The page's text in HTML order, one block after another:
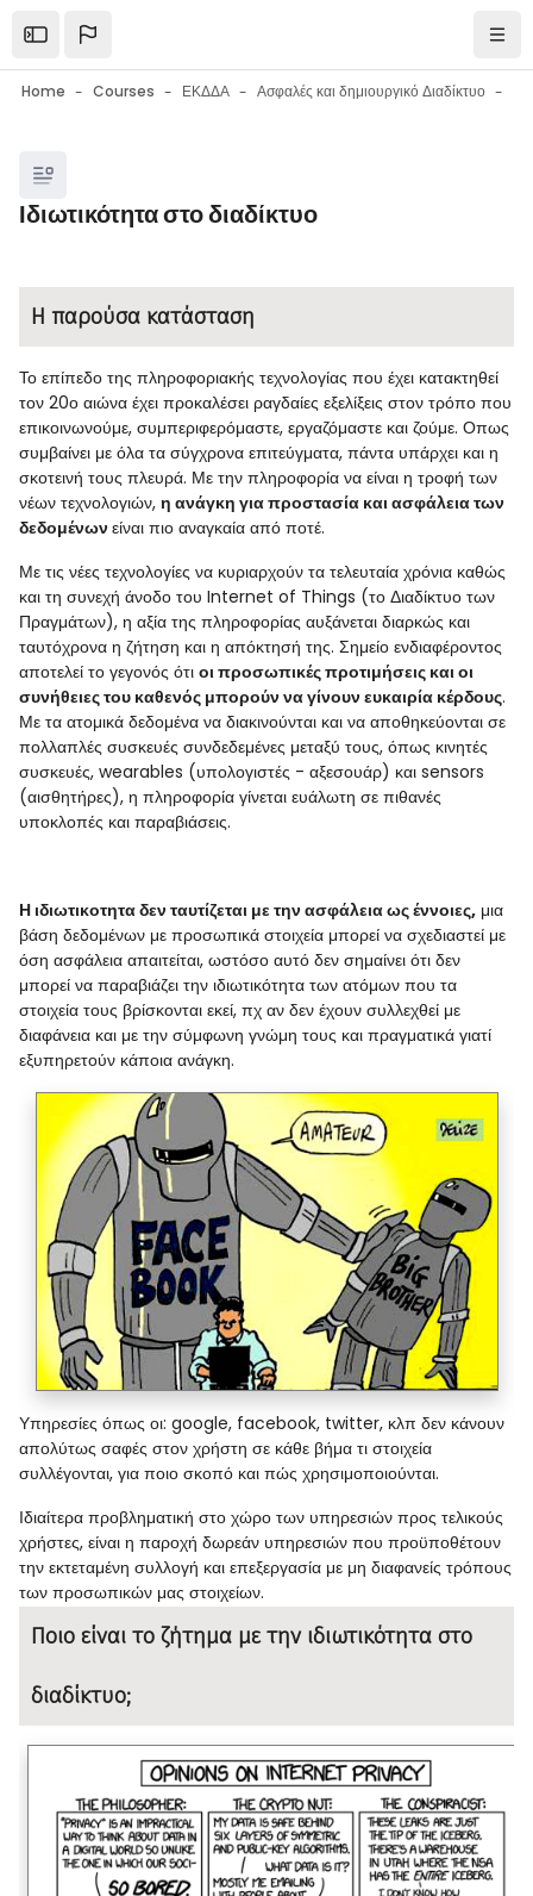
Open the sidebar
Home Courses ΕΚΔΔΑ Ασφαλές και δημιουργικό Διαδίκτυο
Blocks
Ιδιωτικότητα στο διαδίκτυο
Blocks
Η παρούσα κατάσταση
Το επίπεδο της πληροφοριακής τεχνολογίας που έχει κατακτηθεί
τον 20ο αιώνα έχει προκαλέσει ραγδαίες εξελίξεις στον τρόπο που
επικοινωνούμε, συμπεριφερόμαστε, εργαζόμαστε και ζούμε. Οπως
συμβαίνει με όλα τα σύγχρονα επιτεύγματα, πάντα υπάρχει και η
σκοτεινή τους πλευρά. Με την πληροφορία να είναι η τροφή των
νέων τεχνολογιών, η ανάγκη για προστασία και ασφάλεια των
δεδομένωνείναι πιο αναγκαία από ποτέ.
Με τις νέες τεχνολογίες να κυριαρχούν τα τελευταία χρόνια καθώς
και τη συνεχή άνοδο του Internet of Things (το Διαδίκτυο των
Πραγμάτων), η αξία της πληροφορίας αυξάνεται διαρκώς και
ταυτόχρονα η ζήτηση και η απόκτησή της. Σημείο ενδιαφέροντος
αποτελεί το γεγονός ότι οι προσωπικές προτιμήσεις και οι
συνήθειες του καθενός μπορούν να γίνουν ευκαιρία κέρδους.
Με τα ατομικά δεδομένα να διακινούνται και να αποθηκεύονται σε
πολλαπλές συσκευές συνδεδεμένες μεταξύ τους, όπως κινητές
συσκευές, wearables (υπολογιστές - αξεσουάρ) και sensors
(αισθητήρες), η πληροφορία γίνεται ευάλωτη σε πιθανές
υποκλοπές και παραβιάσεις.
Η ιδιωτικοτητα δεν ταυτίζεται με την ασφάλεια ως έννοιες, μια
βάση δεδομένων με προσωπικά στοιχεία μπορεί να σχεδιαστεί με
όση ασφάλεια απαιτείται, ωστόσο αυτό δεν σημαίνει ότι δεν
μπορεί να παραβιάζει την ιδιωτικότητα των ατόμων που τα
στοιχεία τους βρίσκονται εκεί, πχ αν δεν έχουν συλλεχθεί με
διαφάνεια και με την σύμφωνη γνώμη τους και πραγματικά γιατί
εξυπηρετούν κάποια ανάγκη.
Υπηρεσίες όπως οι: google, facebook, twitter, κλπ δεν κάνουν
απολύτως σαφές στον χρήστη σε κάθε βήμα τι στοιχεία
συλλέγονται, για ποιο σκοπό και πώς χρησιμοποιούνται.
Ιδιαίτερα προβληματική στο χώρο των υπηρεσιών προς τελικούς
χρήστες, είναι η παροχή δωρεάν υπηρεσιών που προϋποθέτουν
την εκτεταμένη συλλογή και επεξεργασία με μη διαφανείς τρόπους
των προσωπικών μας στοιχείων.
Ποιο είναι το ζήτημα με την ιδιωτικότητα στο
διαδίκτυο;